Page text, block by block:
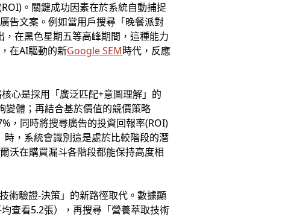
。關鍵成功因素在於系統自動捕捉
告文案。例如當用戶搜尋「晚餐派對
在黑色星期五等高峰期間，這種能力
在AI驅動的新Google SEM時代，反應
心是採用「廣泛匹配+意圖理解」的
變體；再結合基於價值的競價策略
，同時將搜尋廣告的投資回報率(ROI)
，系統會識別這是處於比較階段的潛
沃在購買漏斗各階段都能保持高度相
術驗證-決策」的新路徑取代。數據顯
查看5.2張），再搜尋「營養萃取技術